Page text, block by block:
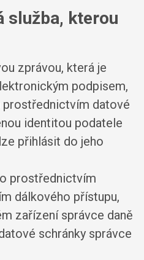
služba, kterou
zprávou, která je
podpisem,
prostřednictvím datové
identitou podatele
přihlásit do jeho
prostřednictvím
dálkového přístupu,
zařízení správce daně
schránky správce